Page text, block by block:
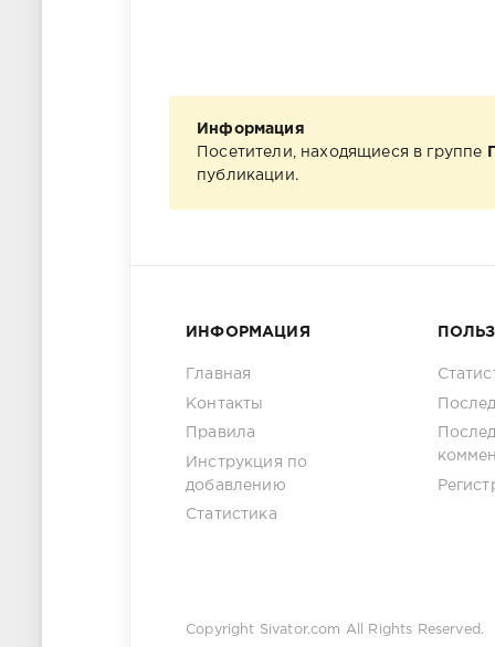
Информация
Посетители, находящиеся в группе
публикации.
ИНФОРМАЦИЯ
Главная
Контакты
Правила
Инструкция по
добавлению
Статистика
Copyright Sivator.com All Rights Reserved.